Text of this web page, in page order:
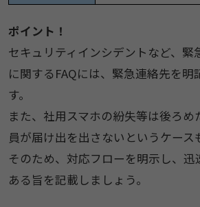
ポイント！
セキュリティインシデントなど、緊
に関するFAQには、緊急連絡先を明
す。
また、社用スマホの紛失等は後ろ
員が届け出を出さないというケース
そのため、対応フローを明示し、迅
ある旨を記載しましょう。